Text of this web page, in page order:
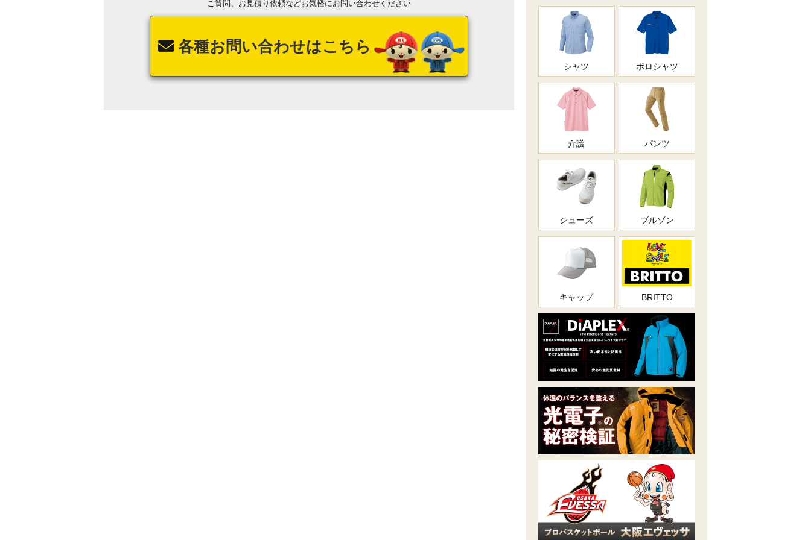
ご質問、お見積り依頼などお気軽にお問い合わせください
各種お問い合わせはこちら
シャツ ポロシャツ
介護 パンツ
シューズ ブルゾン
キャップ BRITTO